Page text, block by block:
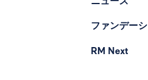
ファンデー
RM Next